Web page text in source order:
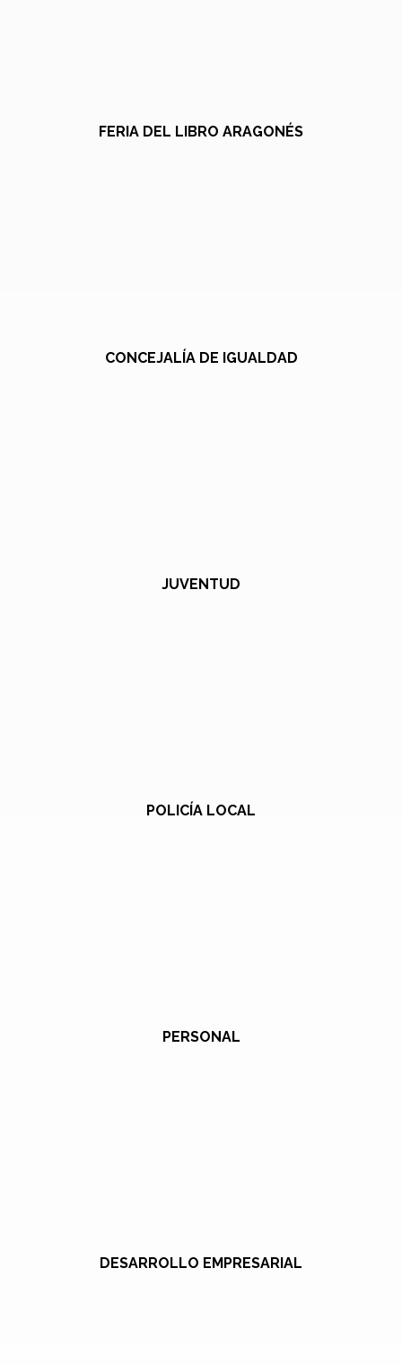
FERIA DEL LIBRO ARAGONÉS
CONCEJALÍA DE IGUALDAD
JUVENTUD
POLICÍA LOCAL
PERSONAL
DESARROLLO EMPRESARIAL